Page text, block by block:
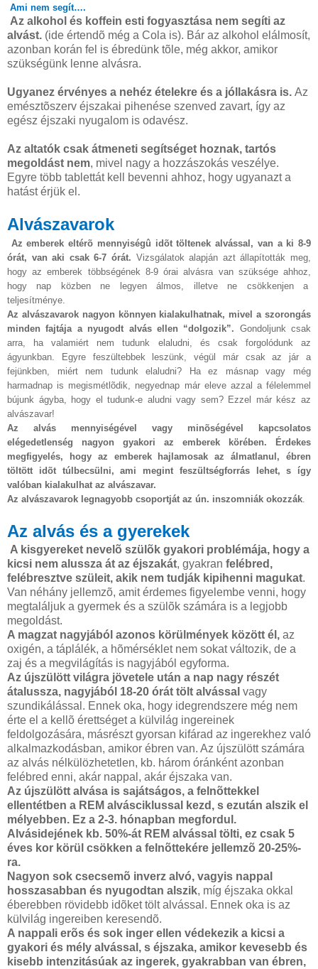
Ami nem segít….
Az alkohol és koffein esti fogyasztása nem segíti az
alvást. (ide értendõ még a Cola is). Bár az alkohol elálmosít,
azonban korán fel is ébredünk tõle, még akkor, amikor
szükségünk lenne alvásra.
Ugyanez érvényes a nehéz ételekre és a jóllakásra is. Az
emésztõszerv éjszakai pihenése szenved zavart, így az
egész éjszaki nyugalom is odavész.
Az altatók csak átmeneti segítséget hoznak, tartós
megoldást nem, mivel nagy a hozzászokás veszélye.
Egyre több tablettát kell bevenni ahhoz, hogy ugyanazt a
hatást érjük el.
Alvászavarok
Az emberek eltérõ mennyiségû idõt töltenek alvással, van a ki 8-9
órát, van aki csak 6-7 órát. Vizsgálatok alapján azt állapították meg,
hogy az emberek többségének 8-9 órai alvásra van szüksége ahhoz,
hogy nap közben ne legyen álmos, illetve ne csökkenjen a
teljesítménye.
Az alvászavarok nagyon könnyen kialakulhatnak, mivel a szorongás
minden fajtája a nyugodt alvás ellen “dolgozik”. Gondoljunk csak
arra, ha valamiért nem tudunk elaludni, és csak forgolódunk az
ágyunkban. Egyre feszültebbek leszünk, végül már csak az jár a
fejünkben, miért nem tudunk elaludni? Ha ez másnap vagy még
harmadnap is megismétlõdik, negyednap már eleve azzal a félelemmel
bújunk ágyba, hogy el tudunk-e aludni vagy sem? Ezzel már kész az
alvászavar!
Az alvás mennyiségével vagy minõségével kapcsolatos
elégedetlenség nagyon gyakori az emberek körében. Érdekes
megfigyelés, hogy az emberek hajlamosak az álmatlanul, ébren
töltött idõt túlbecsülni, ami megint feszültségforrás lehet, s így
valóban kialakulhat az alvászavar.
Az alvászavarok legnagyobb csoportját az ún. inszomniák okozzák.
Az alvás és a gyerekek
A kisgyereket nevelõ szülõk gyakori problémája, hogy a
kicsi nem alussza át az éjszakát, gyakran felébred,
felébresztve szüleit, akik nem tudják kipihenni magukat.
Van néhány jellemzõ, amit érdemes figyelembe venni, hogy
megtaláljuk a gyermek és a szülõk számára is a legjobb
megoldást.
A magzat nagyjából azonos körülmények között él, az
oxigén, a táplálék, a hõmérséklet nem sokat változik, de a
zaj és a megvilágítás is nagyjából egyforma.
Az újszülött világra jövetele után a nap nagy részét
átalussza, nagyjából 18-20 órát tölt alvással vagy
szundikálással. Ennek oka, hogy idegrendszere még nem
érte el a kellõ érettséget a külvilág ingereinek
feldolgozására, másrészt gyorsan kifárad az ingerekhez való
alkalmazkodásban, amikor ébren van. Az újszülött számára
az alvás nélkülözhetetlen, kb. három óránként azonban
felébred enni, akár nappal, akár éjszaka van.
Az újszülött alvása is sajátságos, a felnõttekkel
ellentétben a REM alvásciklussal kezd, s ezután alszik el
mélyebben. Ez a 2-3. hónapban megfordul.
Alvásidejének kb. 50%-át REM alvással tölti, ez csak 5
éves kor körül csökken a felnõttekére jellemzõ 20-25%-
ra.
Nagyon sok csecsemõ inverz alvó, vagyis nappal
hosszasabban és nyugodtan alszik, míg éjszaka okkal
éberebben rövidebb idõket tölt alvással. Ennek oka is az
külvilág ingereiben keresendõ.
A nappali erõs és sok inger ellen védekezik a kicsi a
gyakori és mély alvással, s éjszaka, amikor kevesebb és
kisebb intenzitásúak az ingerek, gyakrabban van ébren,